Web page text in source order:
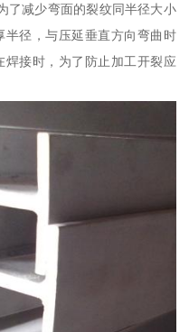
了减少弯面的裂纹同半径大小
径，与压延垂直方向弯曲时
接时，为了防止加工开裂应